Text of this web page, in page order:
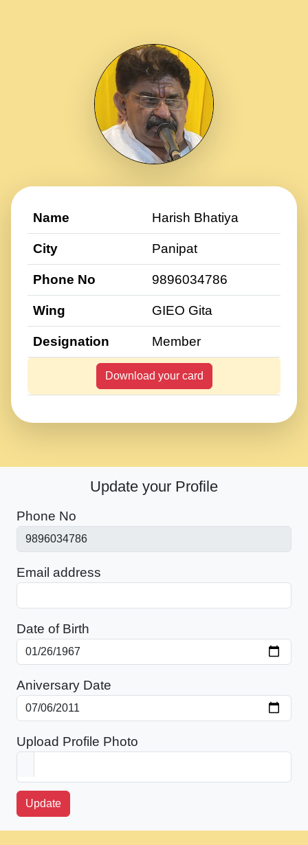
Name Harish Bhatiya
City Panipat
Phone No 9896034786
Wing GIEO Gita
Designation Member
Download your card
Update your Profile
Phone No
Email address
Date of Birth
Aniversary Date
Upload Profile Photo
Update